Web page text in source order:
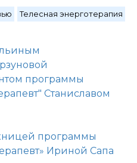
Телесная энерготерапия
программы
Станиславом
программы
Ириной Сапа